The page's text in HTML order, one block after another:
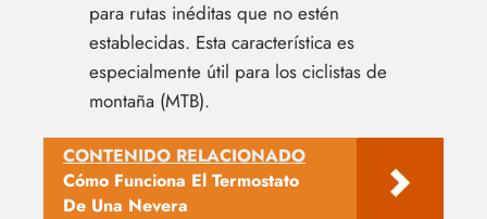
para rutas inéditas que no estén
establecidas. Esta característica es
especialmente útil para los ciclistas de
montaña (MTB).
CONTENIDO RELACIONADO
Cómo Funciona El Termostato
De Una Nevera